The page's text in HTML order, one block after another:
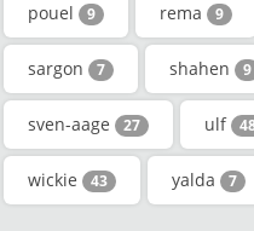
pouel 9 rema 9
sargon 7 shahen 9
sven-aage 27 ulf
wickie 43 yalda 7